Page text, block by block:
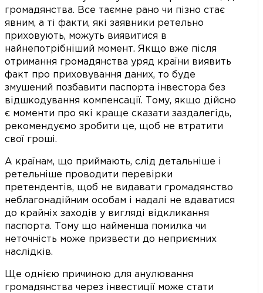
громадянства. Все таємне рано чи пізно стає
явним, а ті факти, які заявники ретельно
приховують, можуть виявитися в
найнепотрібніший момент. Якщо вже після
отримання громадянства уряд країни виявить
факт про приховування даних, то буде
змушений позбавити паспорта інвестора без
відшкодування компенсації. Тому, якщо дійсно
є моменти про які краще сказати заздалегідь,
рекомендуємо зробити це, щоб не втратити
свої гроші.
А країнам, що приймають, слід детальніше і
ретельніше проводити перевірки
претендентів, щоб не видавати громадянство
неблагонадійним особам і надалі не вдаватися
до крайніх заходів у вигляді відкликання
паспорта. Тому що найменша помилка чи
неточність може призвести до неприємних
наслідків.
Ще однією причиною для анулювання
громадянства через інвестиції може стати